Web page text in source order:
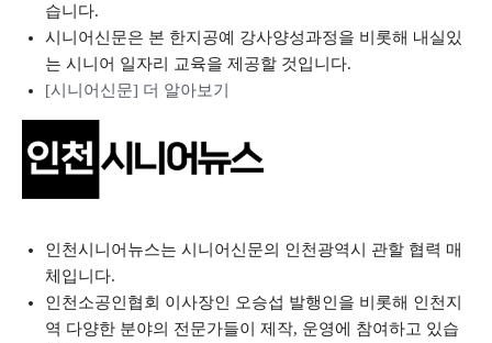
습니다.
시니어신문은 본 한지공예 강사양성과정을 비롯해 내실있
는 시니어 일자리 교육을 제공할 것입니다.
[시니어신문] 더 알아보기
인천시니어뉴스는 시니어신문의 인천광역시 관할 협력 매
체입니다.
인천소공인협회 이사장인 오승섭 발행인을 비롯해 인천지
역 다양한 분야의 전문가들이 제작, 운영에 참여하고 있습